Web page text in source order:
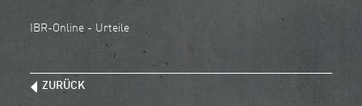
IBR-Online - Urteile
ZURÜCK